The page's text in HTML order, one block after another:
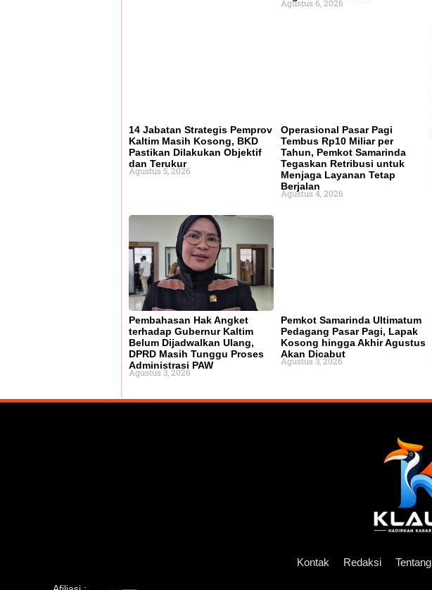
Agustus 6, 2026
14 Jabatan Strategis Pemprov
Kaltim Masih Kosong, BKD
Pastikan Dilakukan Objektif
dan Terukur
Agustus 5, 2026
Operasional Pasar Pagi
Tembus Rp10 Miliar per
Tahun, Pemkot Samarinda
Tegaskan Retribusi untuk
Menjaga Layanan Tetap
Berjalan
Agustus 4, 2026
Pembahasan Hak Angket
terhadap Gubernur Kaltim
Belum Dijadwalkan Ulang,
DPRD Masih Tunggu Proses
Administrasi PAW
Agustus 3, 2026
Pemkot Samarinda Ultimatum
Pedagang Pasar Pagi, Lapak
Kosong hingga Akhir Agustus
Akan Dicabut
Agustus 3, 2026
Kontak Redaksi Tentang